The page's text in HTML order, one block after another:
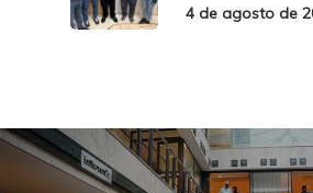
4 de agosto de